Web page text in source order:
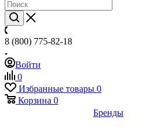
8 (800) 775-82-18
Войти
0
Избранные товары 0
Корзина 0
Бренды